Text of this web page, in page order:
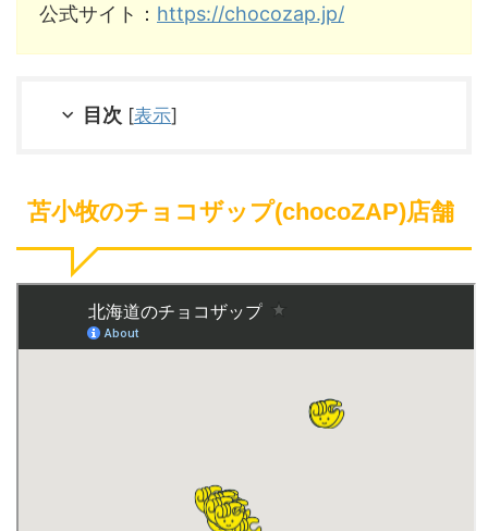
公式サイト： https://chocozap.jp/
目次 [表示]
苫小牧のチョコザップ(chocoZAP)店舗